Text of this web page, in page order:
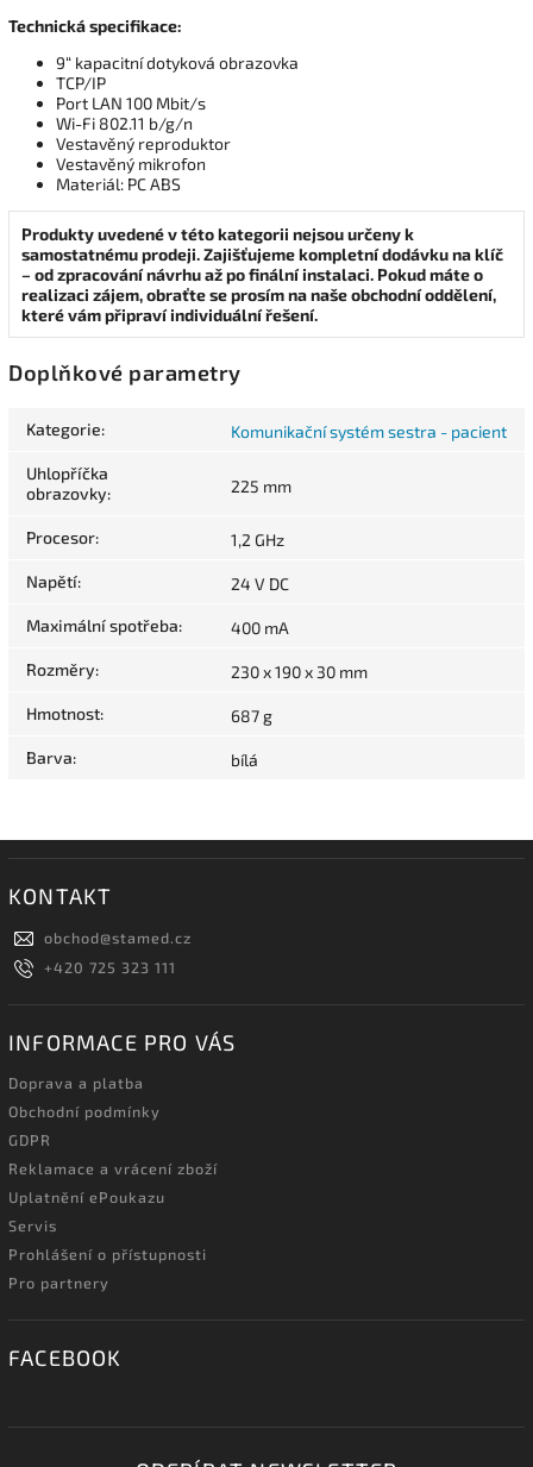
Technická specifikace:
9“ kapacitní dotyková obrazovka
TCP/IP
Port LAN 100 Mbit/s
Wi-Fi 802.11 b/g/n
Vestavěný reproduktor
Vestavěný mikrofon
Materiál: PC ABS
Produkty uvedené v této kategorii nejsou určeny k
samostatnému prodeji. Zajišťujeme kompletní dodávku na klíč
– od zpracování návrhu až po finální instalaci. Pokud máte o
realizaci zájem, obraťte se prosím na naše obchodní oddělení,
které vám připraví individuální řešení.
Doplňkové parametry
Kategorie: Komunikační systém sestra - pacient
Uhlopříčka
obrazovky: 225 mm
Procesor: 1,2 GHz
Napětí: 24 V DC
Maximální spotřeba: 400 mA
Rozměry: 230 x 190 x 30 mm
Hmotnost: 687 g
Barva: bílá
KONTAKT
obchod@stamed.cz
+420 725 323 111
INFORMACE PRO VÁS
Doprava a platba
Obchodní podmínky
GDPR
Reklamace a vrácení zboží
Uplatnění ePoukazu
Servis
Prohlášení o přístupnosti
Pro partnery
FACEBOOK